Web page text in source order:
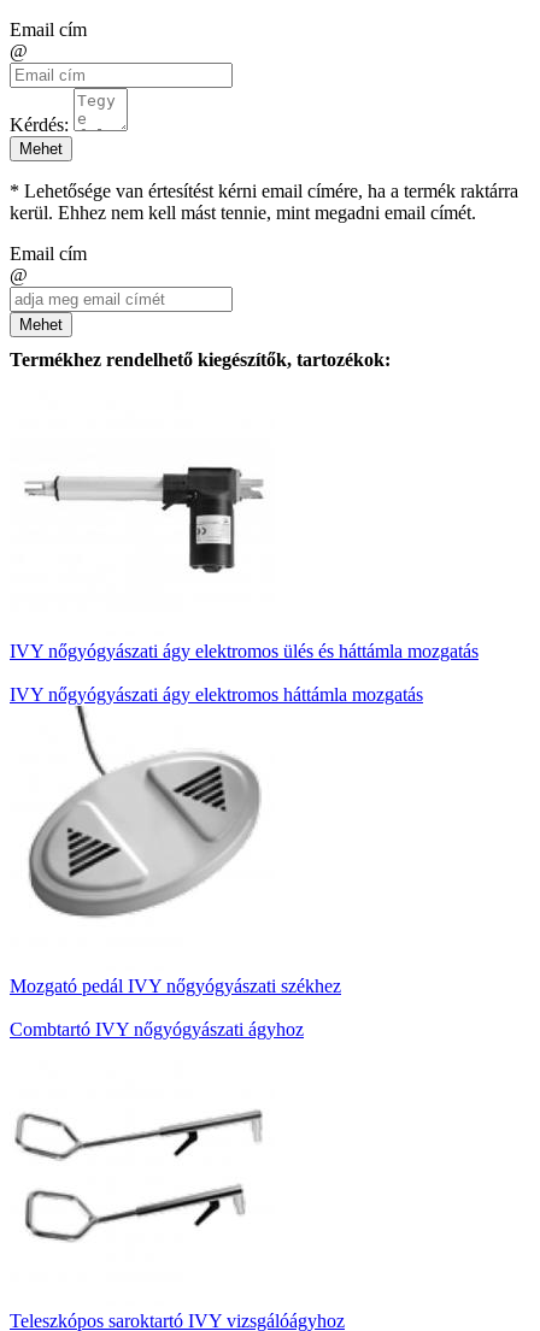
Email cím
@
Kérdés:
Mehet
* Lehetősége van értesítést kérni email címére, ha a termék raktárra
kerül. Ehhez nem kell mást tennie, mint megadni email címét.
Email cím
@
Mehet
Termékhez rendelhető kiegészítők, tartozékok:
IVY nőgyógyászati ágy elektromos ülés és háttámla mozgatás
IVY nőgyógyászati ágy elektromos háttámla mozgatás
Mozgató pedál IVY nőgyógyászati székhez
Combtartó IVY nőgyógyászati ágyhoz
Teleszkópos saroktartó IVY vizsgálóágyhoz